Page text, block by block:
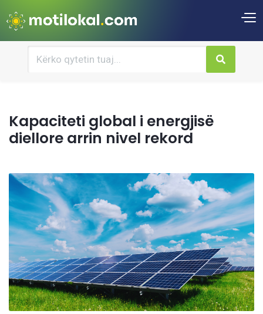
Kapaciteti global i energjisë
diellore arrin nivel rekord